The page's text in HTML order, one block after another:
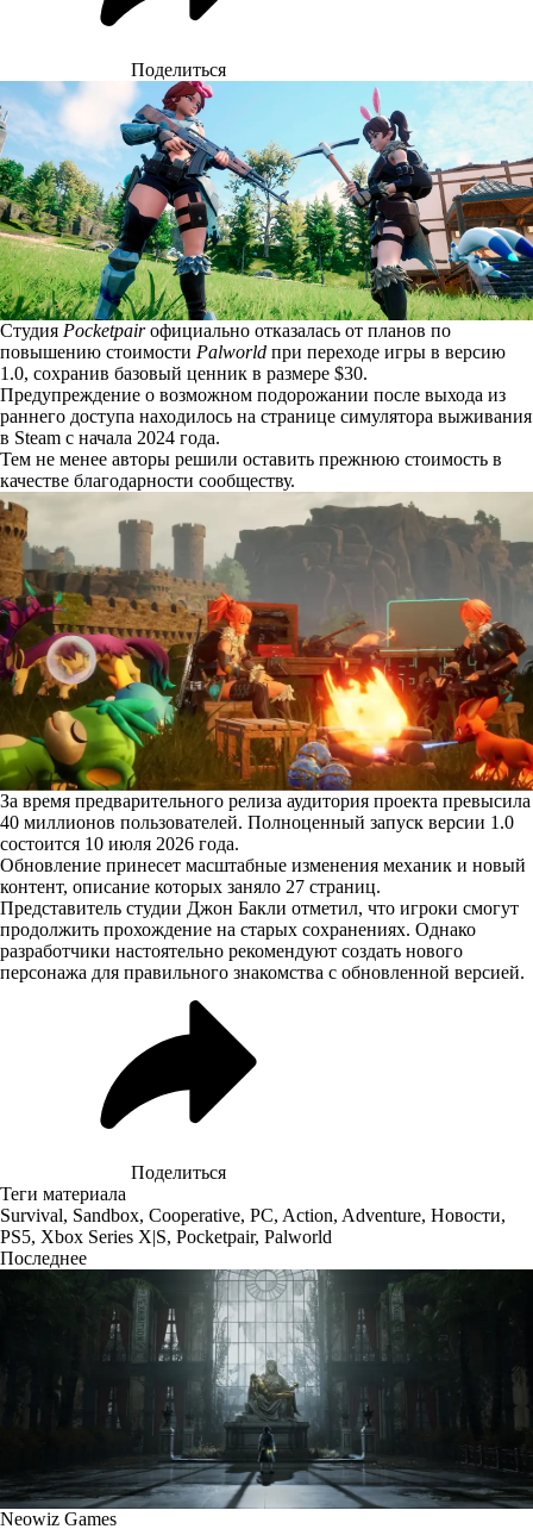
Поделиться
Студия Pocketpairофициально отказалась от планов по
повышению стоимости Palworld при переходе игры в версию
1.0, сохранив базовый ценник в размере $30.
Предупреждение о возможном подорожании после выхода из
раннего доступа находилось на странице симулятора выживания
в Steam с начала 2024 года.
Тем не менее авторы решили оставить прежнюю стоимость в
качестве благодарности сообществу.
За время предварительного релиза аудитория проекта превысила
40 миллионов пользователей. Полноценный запуск версии 1.0
состоится 10 июля 2026 года.
Обновление принесет масштабные изменения механик и новый
контент, описание которых заняло 27 страниц.
Представитель студии Джон Бакли отметил, что игроки смогут
продолжить прохождение на старых сохранениях. Однако
разработчики настоятельно рекомендуют создать нового
персонажа для правильного знакомства с обновленной версией.
Поделиться
Теги материала
Survival, Sandbox, Cooperative, PC, Action, Adventure, Новости,
PS5, Xbox Series X|S, Pocketpair, Palworld
Последнее
Neowiz Games